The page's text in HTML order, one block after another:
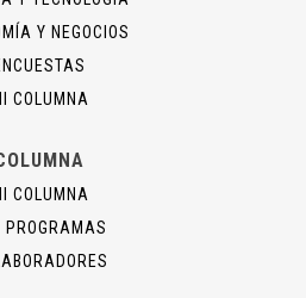
Y NEGOCIOS
COLUMNA
COLUMNA
PROGRAMAS